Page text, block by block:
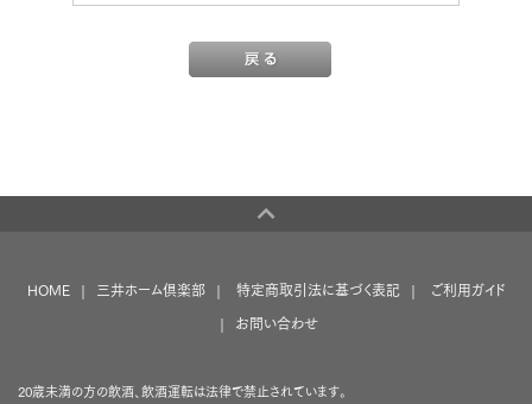
HOME 三井ホーム倶楽部 特定商取引法に基づく表記
ご利用ガイド
お問い合わせ
20歳未満の方の飲酒、飲酒運転は法律で禁止されています。